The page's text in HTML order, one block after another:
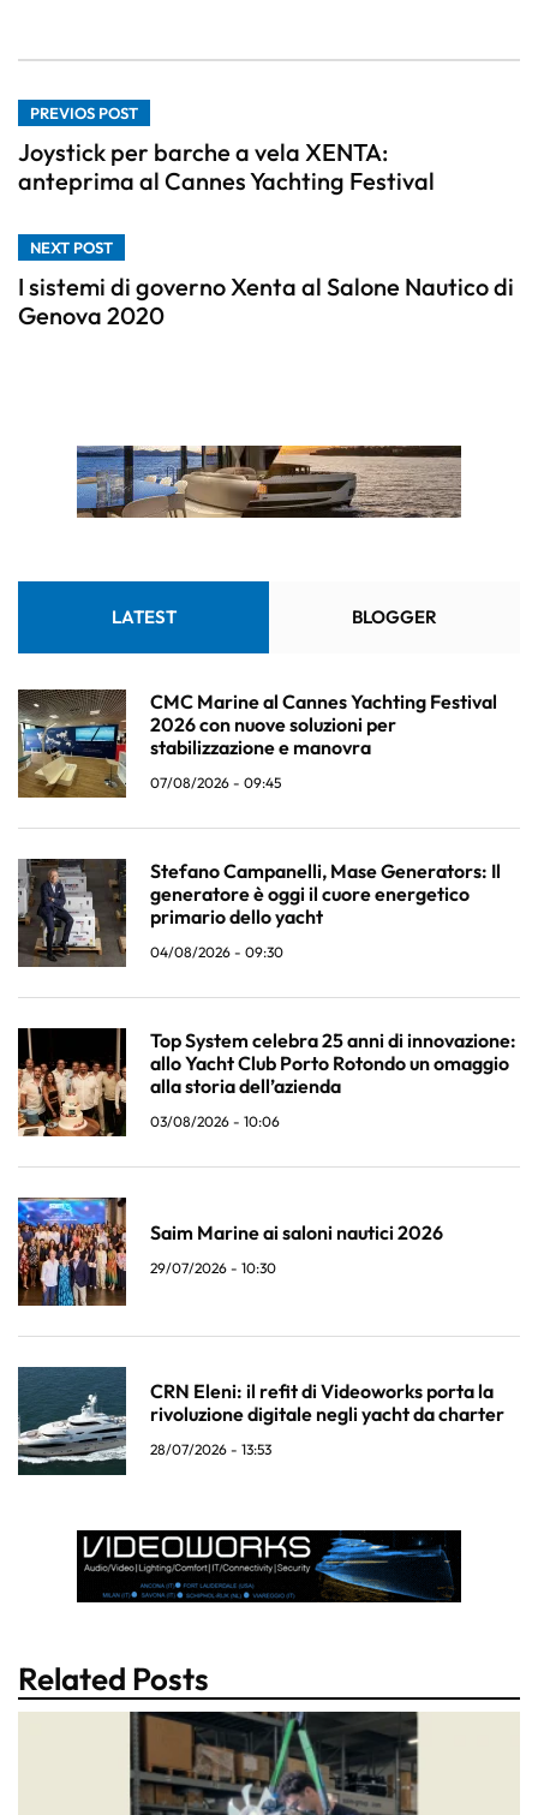
PREVIOS POST
Joystick per barche a vela XENTA:
anteprima al Cannes Yachting Festival
NEXT POST
I sistemi di governo Xenta al Salone Nautico di
Genova 2020
LATEST BLOGGER
CMC Marine al Cannes Yachting Festival
2026 con nuove soluzioni per
stabilizzazione e manovra
07/08/2026 - 09:45
Stefano Campanelli, Mase Generators: Il
generatore è oggi il cuore energetico
primario dello yacht
04/08/2026 - 09:30
Top System celebra 25 anni di innovazione:
allo Yacht Club Porto Rotondo un omaggio
alla storia dell’azienda
03/08/2026 - 10:06
Saim Marine ai saloni nautici 2026
29/07/2026 - 10:30
CRN Eleni: il refit di Videoworks porta la
rivoluzione digitale negli yacht da charter
28/07/2026 - 13:53
Related Posts